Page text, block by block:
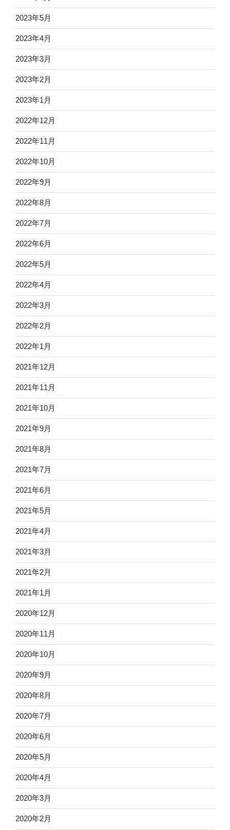
2023年5月
2023年4月
2023年3月
2023年2月
2023年1月
2022年12月
2022年11月
2022年10月
2022年9月
2022年8月
2022年7月
2022年6月
2022年5月
2022年4月
2022年3月
2022年2月
2022年1月
2021年12月
2021年11月
2021年10月
2021年9月
2021年8月
2021年7月
2021年6月
2021年5月
2021年4月
2021年3月
2021年2月
2021年1月
2020年12月
2020年11月
2020年10月
2020年9月
2020年8月
2020年7月
2020年6月
2020年5月
2020年4月
2020年3月
2020年2月